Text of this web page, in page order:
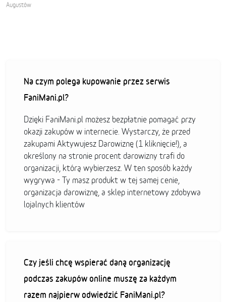
Augustów
Na czym polega kupowanie przez serwis
FaniMani.pl?
Dzięki FaniMani.pl możesz bezpłatnie pomagać przy
okazji zakupów w internecie. Wystarczy, że przed
zakupami Aktywujesz Darowiznę (1 kliknięcie!), a
określony na stronie procent darowizny trafi do
organizacji, którą wybierzesz. W ten sposób każdy
wygrywa - Ty masz produkt w tej samej cenie,
organizacja darowiznę, a sklep internetowy zdobywa
lojalnych klientów
Czy jeśli chcę wspierać daną organizację
podczas zakupów online muszę za każdym
razem najpierw odwiedzić FaniMani.pl?